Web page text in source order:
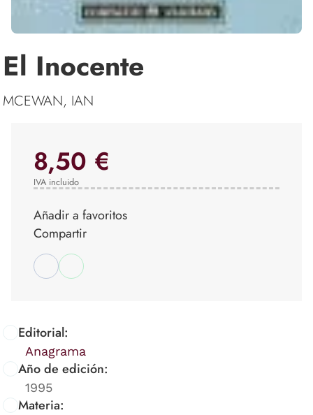
El Inocente
MCEWAN, IAN
Editorial:
Anagrama
Año de edición:
1995
Materia:
8,50 €
IVA incluido
Añadir a favoritos
Compartir